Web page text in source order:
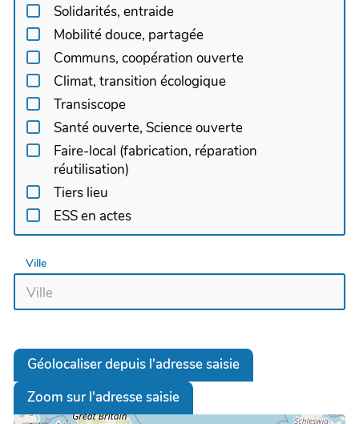
Solidarités, entraide
Mobilité douce, partagée
Communs, coopération ouverte
Climat, transition écologique
Transiscope
Santé ouverte, Science ouverte
Faire-local (fabrication, réparation
réutilisation)
Tiers lieu
ESS en actes
Ville
Géolocaliser depuis l'adresse saisie
Zoom sur l'adresse saisie